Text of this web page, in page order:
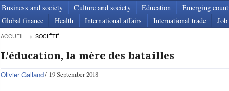
Business and society Culture and society Education Emerging
Global finance
Health International affairs International trade
ACCUEIL SOCIÉTÉ
L’éducation, la mère des batailles
Olivier Galland 19 September 2018